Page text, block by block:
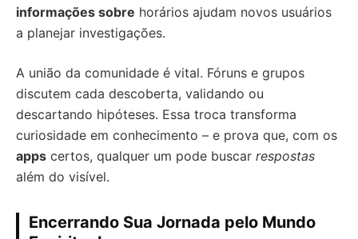
informações sobre horários ajudam novos usuários
a planejar investigações.
A união da comunidade é vital. Fóruns e grupos
discutem cada descoberta, validando ou
descartando hipóteses. Essa troca transforma
curiosidade em conhecimento – e prova que, com os
apps certos, qualquer um pode buscar respostas
além do visível.
Encerrando Sua Jornada pelo Mundo